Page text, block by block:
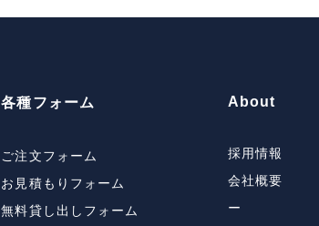
各種フォーム
ご注文フォーム
お見積もりフォーム
無料貸し出しフォーム
About
採用情報
会社概要
ー